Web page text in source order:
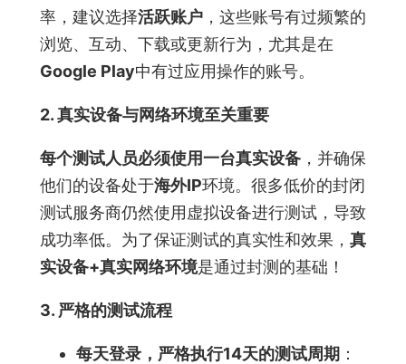
率，建议选择活跃账户 ，这些账号有过频繁的
浏览、互动、下载或更新行为，尤其是在
Google Play中有过应用操作的账号。
2. 真实设备与网络环境至关重要
每个测试人员必须使用一台真实设备 ，并确保
他们的设备处于海外IP环境。很多低价的封闭
测试服务商仍然使用虚拟设备进行测试，导致
成功率低。为了保证测试的真实性和效果， 真
实设备+真实网络环境是通过封测的基础！
3. 严格的测试流程
每天登录，严格执行14天的测试周期 ：